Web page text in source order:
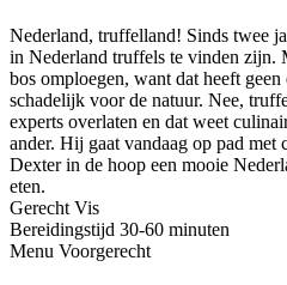
Nederland, truffelland! Sinds twee
in Nederland truffels te vinden zijn.
bos omploegen, want dat heeft
schadelijk voor de natuur. Nee,
experts overlaten en dat weet
ander. Hij gaat vandaag op pad
Dexter in de hoop een mooie
eten.
Gerecht Vis
Bereidingstijd 30-60 minuten
Menu Voorgerecht